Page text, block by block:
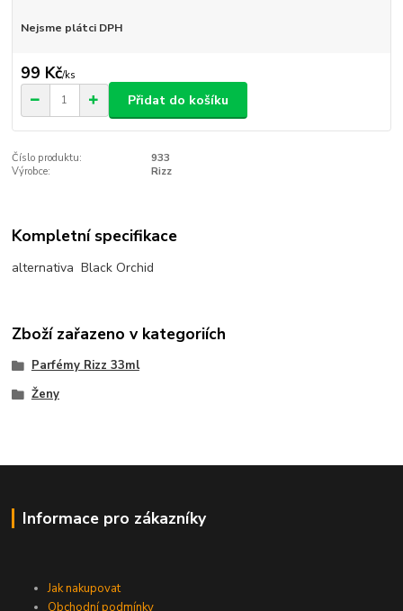
Nejsme plátci DPH
99 Kč/ks
Přidat do košíku
Číslo produktu:
933
Výrobce:
Rizz
Kompletní specifikace
alternativa Black Orchid
Zboží zařazeno v kategoriích
Parfémy Rizz 33ml
Ženy
Informace pro zákazníky
Jak nakupovat
Obchodní podmínky